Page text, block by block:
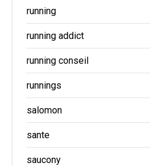
running
running addict
running conseil
runnings
salomon
sante
saucony